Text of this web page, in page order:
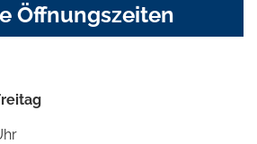
Öffnungszeiten